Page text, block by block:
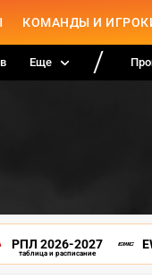
КОМАНДЫ И
Еще
РПЛ 2026-2027
таблица и расписание